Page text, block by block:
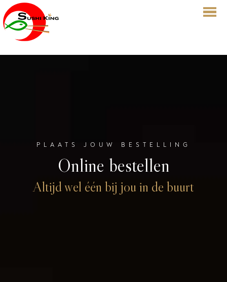
CADEAUBON
PLAATS JOUW BESTELLING
Online bestellen
Altijd wel één bij jou in de buurt